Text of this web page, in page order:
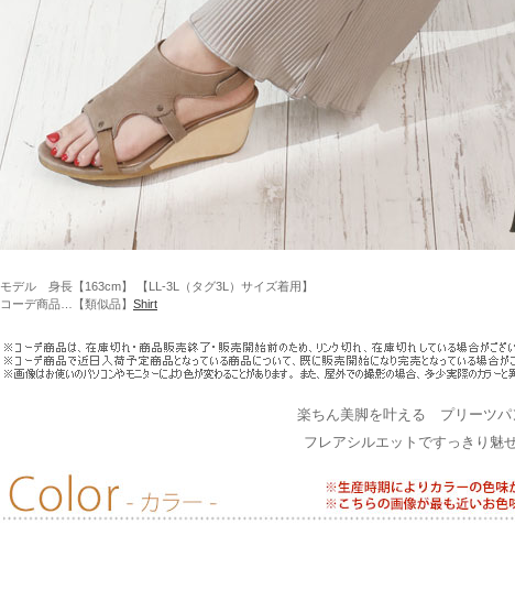
モデル 身長【163cm】 【LL-3L（タグ3L）サイズ着用】
コーデ商品…【類似品】 Shirt
楽ちん美脚を叶える プリーツパ
フレアシルエットですっきり魅せ